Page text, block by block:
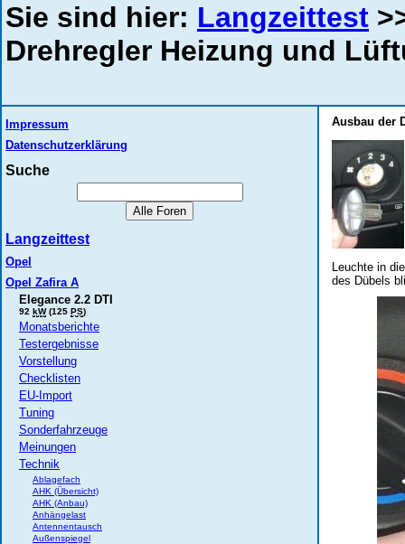
Sie sind hier: Langzeittest
Drehregler Heizung und
Impressum
Datenschutzerklärung
Suche
Langzeittest
Opel
Opel Zafira A
Elegance 2.2 DTI
92 kW(125 PS)
Monatsberichte
Testergebnisse
Vorstellung
Checklisten
EU-Import
Tuning
Sonderfahrzeuge
Meinungen
Technik
Ablagefach
AHK (Übersicht)
AHK (Anbau)
Anhängelast
Antennentausch
Außenspiegel
Ausbau der
Leuchte in
des Dübels